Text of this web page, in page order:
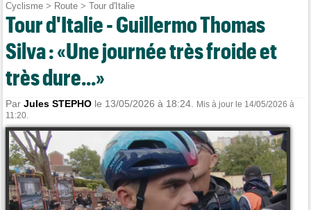
Cyclisme > Route >Tour d'Italie
Tour d'Italie - Guillermo Thomas
Silva : «Une journée très froide et
très dure...»
ParJules STEPHO le 13/05/2026 à 18:24.
Mis à jour le 14/05/2026 à
11:20.